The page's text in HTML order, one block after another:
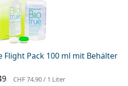
Pack 100 ml mit Behälter
CHF 74.90/ 1 Liter